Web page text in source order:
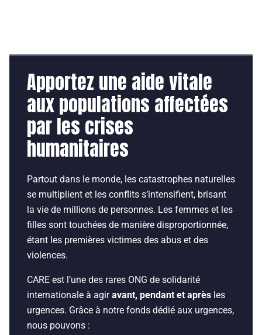
Apportez une aide vitale
aux populations affectées
par les crises
humanitaires
Partout dans le monde, les catastrophes naturelles
se multiplient et les conflits s’intensifient, brisant
la vie de millions de personnes. Les femmes et les
filles sont touchées de manière disproportionnée,
étant les premières victimes des abus et des
violences.
CARE est l’une des rares ONG de solidarité
internationale à agiravant, pendant et après les
urgences. Grâce à notre fonds dédié aux urgences,
nous pouvons :